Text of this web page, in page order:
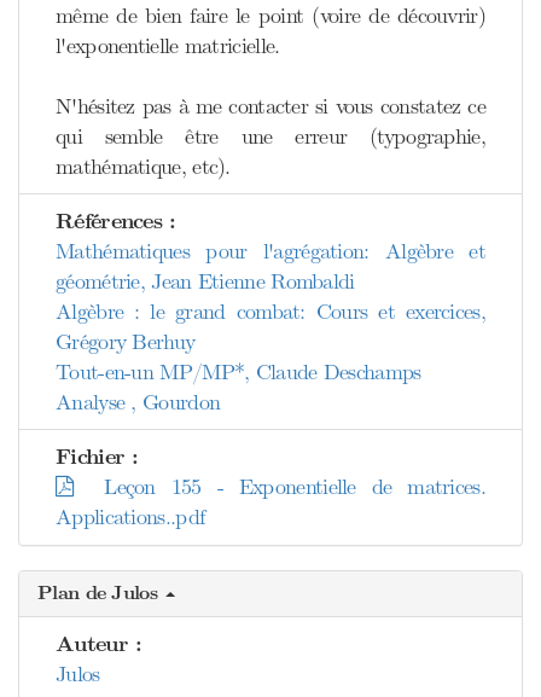
même de bien faire le point (voire de découvrir)
l'exponentielle matricielle.
N'hésitez pas à me contacter si vous constatez ce
qui semble être une erreur (typographie,
mathématique, etc).
Références :
Mathématiques pour l'agrégation: Algèbre et
géométrie, Jean Etienne Rombaldi
Algèbre : le grand combat: Cours et exercices,
Grégory Berhuy
Tout-en-un MP/MP*, Claude Deschamps
Analyse , Gourdon
Fichier :
Leçon 155 - Exponentielle de matrices.
Applications..pdf
Plan de Julos
Auteur :
Julos